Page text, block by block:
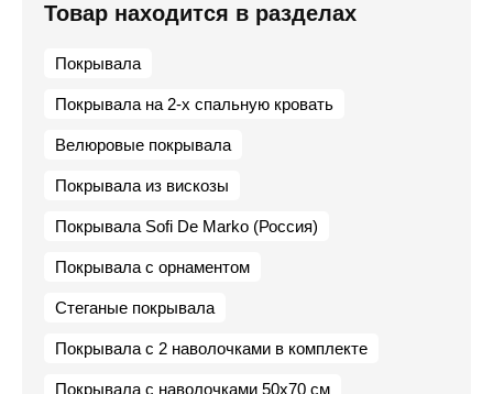
Товар находится в разделах
Покрывала
Покрывала на 2-х спальную кровать
Велюровые покрывала
Покрывала из вискозы
Покрывала Sofi De Marko (Россия)
Покрывала с орнаментом
Стеганые покрывала
Покрывала с 2 наволочками в комплекте
Покрывала с наволочками 50х70 см